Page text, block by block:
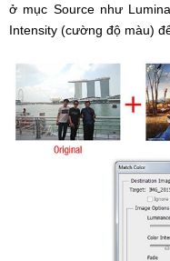
ở mục Source như
Intensity (cường độ màu)